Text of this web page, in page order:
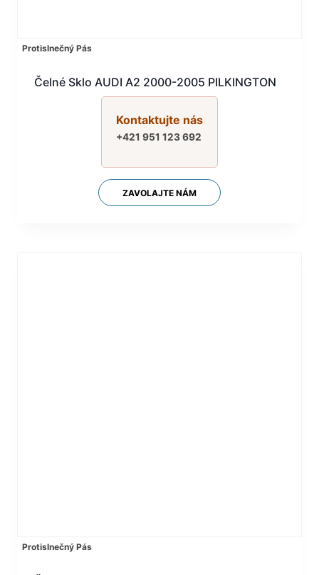
Protislnečný Pás
Čelné Sklo AUDI A2 2000-2005 PILKINGTON
Kontaktujte nás
+421 951 123 692
ZAVOLAJTE NÁM
Protislnečný Pás